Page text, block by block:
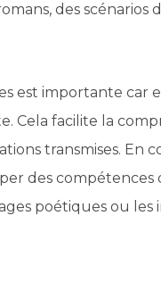
des scénarios
est importante car
Cela facilite la
transmises. En
des
poétiques ou les